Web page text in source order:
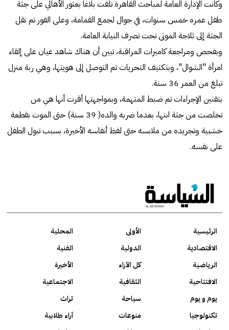
وكانت الإدارة العامة لمباحث القاهرة تلقت بلاغا بعثور الأهالي على جثة
طفل عمره خمس سنوات، في جوال لجمع القمامة، وعلى الفور تم نقل
الجثة إلى ثلاجة الموتى تحت تصرف النيابة العامة.
وبفحص ومراجعة كاميرات المراقبة، تبين أن هناك شاهد عيان على إلقاء
امرأة "الشوال"، وبتكثيف التحريات تم التوصل إلى هويتها، وهي ربة منزل
تبلغ من العمر 36 سنة.
بتقنين الإجراءات تم ضبط المتهمة، وبمواجهتها أقرت أنها هي من
تخلصت من جثة ابنها، بعدما ضربه والده( 39 سنة) حتى الموت بقطعة
خشبية وتجريده من ملابسه حتى لفظ أنفاسه الأخيرة، بسبب تبول الطفل
على نفسه.
الرئيسية الأولى
المحلية
الاقتصادية
الدولية
الفنية
الرياضية
كل الآراء
الأخيرة
الافتتاحية
الثقافية
الاجتماعية
يوم و يوم
سياحة
تراث
تكنولوجيا
منوعات
آراء طلابية